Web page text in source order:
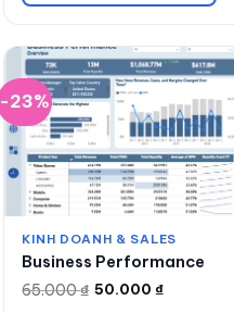
-23%
KINH DOANH & SALES
Business Performance
65.000₫
Giá
50.000 ₫
Giá